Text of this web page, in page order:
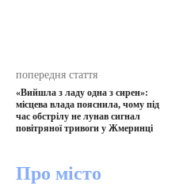
попередня стаття
«Вийшла з ладу одна з сирен»:
місцева влада пояснила, чому під
час обстрілу не лунав сигнал
повітряної тривоги у Жмеринці
Про місто